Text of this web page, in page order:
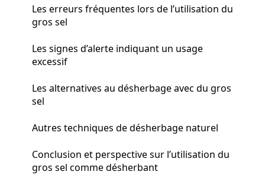
Les erreurs fréquentes lors de l’utilisation du
gros sel
Les signes d’alerte indiquant un usage
excessif
Les alternatives au désherbage avec du gros
sel
Autres techniques de désherbage naturel
Conclusion et perspective sur l’utilisation du
gros sel comme désherbant